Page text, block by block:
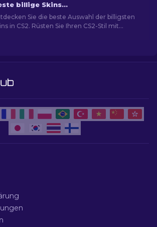
Beste billige Skins in CS2 [2026]
Sie die beste Auswahl der billigsten
in CS2. Rüsten Sie Ihren CS2-Stil mit